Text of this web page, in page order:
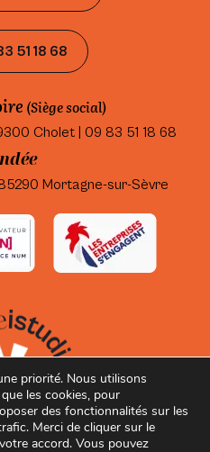
51 18 68
(Siège social)
Cholet | 09 83 51 18 68
Mortagne-sur-Sèvre
priorité. Nous utilisons
les cookies, pour
des fonctionnalités sur les
Merci de cliquer sur le
accord. Vous pouvez